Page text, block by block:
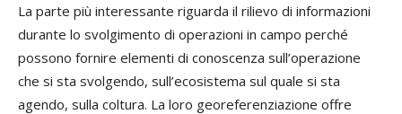
La parte più interessante riguarda il rilievo di informazioni
durante lo svolgimento di operazioni in campo perché
possono fornire elementi di conoscenza sull’operazione
che si sta svolgendo, sull’ecosistema sul quale si sta
agendo, sulla coltura. La loro georeferenziazione offre